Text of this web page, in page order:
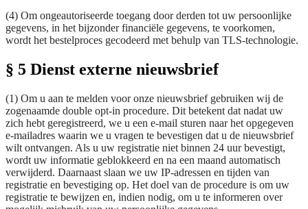
(4) Om ongeautoriseerde toegang door derden tot uw persoonlijke
gegevens, in het bijzonder financiële gegevens, te voorkomen,
wordt het bestelproces gecodeerd met behulp van TLS-technologie.
§ 5 Dienst externe nieuwsbrief
(1) Om u aan te melden voor onze nieuwsbrief gebruiken wij de
zogenaamde double opt-in procedure. Dit betekent dat nadat uw
zich hebt geregistreerd, we u een e-mail sturen naar het opgegeven
e-mailadres waarin we u vragen te bevestigen dat u de nieuwsbrief
wilt ontvangen. Als u uw registratie niet binnen 24 uur bevestigt,
wordt uw informatie geblokkeerd en na een maand automatisch
verwijderd. Daarnaast slaan we uw IP-adressen en tijden van
registratie en bevestiging op. Het doel van de procedure is om uw
registratie te bewijzen en, indien nodig, om u te informeren over